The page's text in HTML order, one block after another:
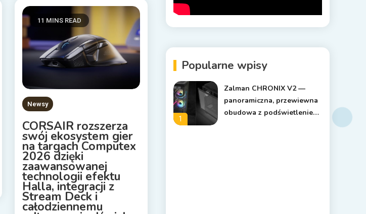
11 MINS READ
Newsy
CORSAIR rozszerza
swój ekosystem gier
na targach Computex
2026 dzięki
zaawansowanej
technologii efektu
Halla, integracji z
Stream Deck i
całodziennemu
Popularne wpisy
1
Zalman CHRONIX V2 —
panoramiczna, przewiewna
obudowa z podświetleniem